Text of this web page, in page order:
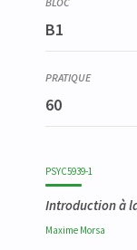
B1
60
PSYC5939-1
Introduction à
Maxime Morsa